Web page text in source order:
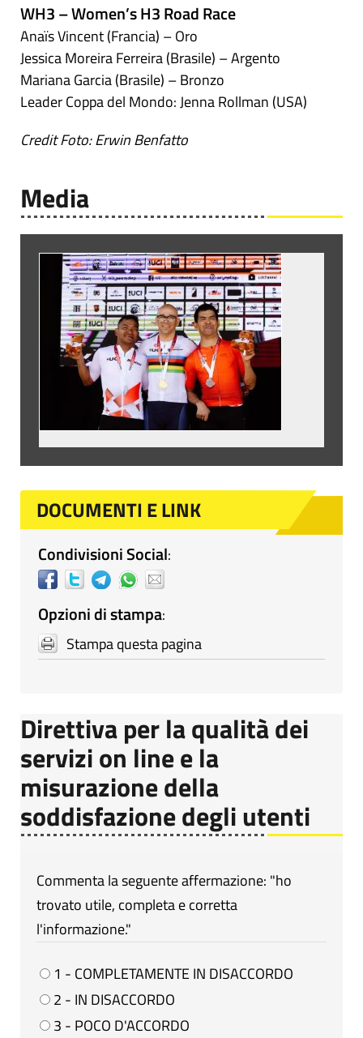
WH3 – Women’s H3 Road Race
Anaïs Vincent (Francia) – Oro
Jessica Moreira Ferreira (Brasile) – Argento
Mariana Garcia (Brasile) – Bronzo
Leader Coppa del Mondo: Jenna Rollman (USA)
Credit Foto: Erwin Benfatto
Media
DOCUMENTI E LINK
Condivisioni Social:
Opzioni di stampa:
Stampa questa pagina
Direttiva per la qualità dei
servizi on line e la
misurazione della
soddisfazione degli utenti
Commenta la seguente affermazione: "ho
trovato utile, completa e corretta
l'informazione."
1 - COMPLETAMENTE IN DISACCORDO
2 - IN DISACCORDO
3 - POCO D'ACCORDO